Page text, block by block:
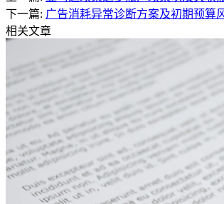
下一篇: 广告消耗异常诊断方案及初期预算
相关文章